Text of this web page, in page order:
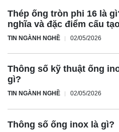
Thép ống tròn phi 16 là
nghĩa và đặc điểm cấu
TIN NGÀNH NGHỀ 02/05/2026
Thông số kỹ thuật ống
gì?
TIN NGÀNH NGHỀ 02/05/2026
Thông số ống inox là gì?